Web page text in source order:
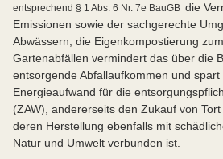
entsprechend § 1 Abs. 6 Nr. 7e BauGB die
Emissionen sowie der sachgerechte
Abwässern; die Eigenkompostierung
Gartenabfällen vermindert das über die
entsorgende Abfallaufkommen und
Energieaufwand für die
(ZAW), andererseits den Zukauf von Tort
deren Herstellung ebenfalls mit
Natur und Umwelt verbunden ist.